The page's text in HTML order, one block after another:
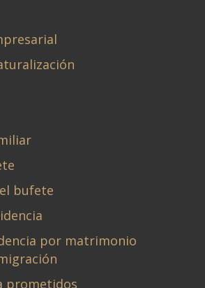
bufete
por matrimonio
prometidos